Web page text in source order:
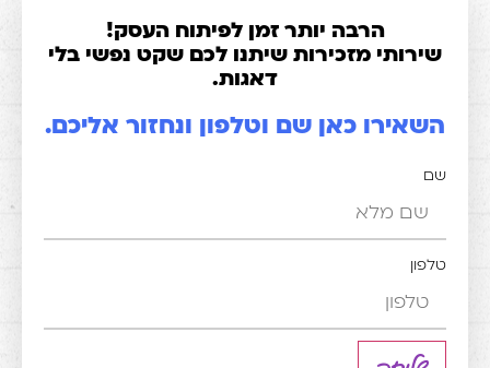
הרבה יותר זמן לפיתוח העסק!
מזכירות שיתנו לכם שקט נפשי בלי
דאגות.
כאן שם וטלפון ונחזור אליכם.